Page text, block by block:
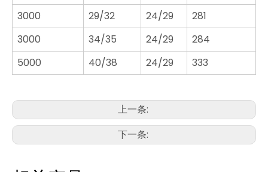
3000
29/32 24/29
281
3000
34/35 24/29
284
5000
40/38 24/29 333
上一条:
下一条: